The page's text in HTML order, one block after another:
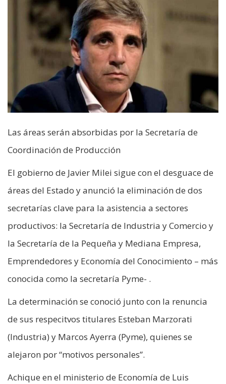
Las áreas serán absorbidas por la Secretaría de
Coordinación de Producción
El gobierno de Javier Milei sigue con el desguace de
áreas del Estado y anunció la eliminación de dos
secretarías clave para la asistencia a sectores
productivos: la Secretaría de Industria y Comercio y
la Secretaría de la Pequeña y Mediana Empresa,
Emprendedores y Economía del Conocimiento – más
conocida como la secretaría Pyme- .
La determinación se conoció junto con la renuncia
de sus respecitvos titulares Esteban Marzorati
(Industria) y Marcos Ayerra (Pyme), quienes se
alejaron por “motivos personales”.
Achique en el ministerio de Economía de Luis